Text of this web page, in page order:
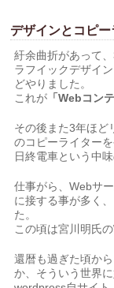
デザインとコピ
紆余曲折があって
ラフイックデザイ
どやりました。
これが 「Webコン
その後また3年ほど
のコピーライター
日終電車という中
仕事がら、Webサ
に接する事が多く
た。
この頃は宮川明氏
還暦も過ぎた頃か
か、そういう世界